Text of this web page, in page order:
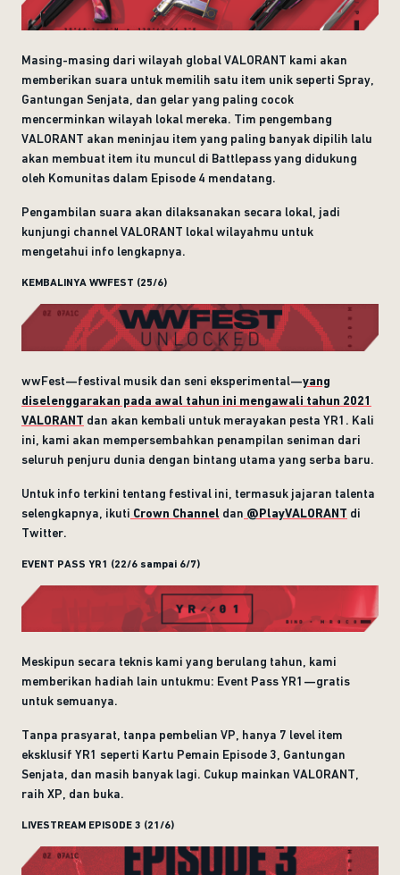
Masing-masing dari wilayah global VALORANT kami akan
memberikan suara untuk memilih satu item unik seperti Spray,
Gantungan Senjata, dan gelar yang paling cocok
mencerminkan wilayah lokal mereka. Tim pengembang
VALORANT akan meninjau item yang paling banyak dipilih lalu
akan membuat item itu muncul di Battlepass yang didukung
oleh Komunitas dalam Episode 4 mendatang.
Pengambilan suara akan dilaksanakan secara lokal, jadi
kunjungi channel VALORANT lokal wilayahmu untuk
mengetahui info lengkapnya.
KEMBALINYA WWFEST (25/6)
wwFest—festival musik dan seni eksperimental—yang
diselenggarakan pada awal tahun ini mengawali tahun 2021
VALORANT dan akan kembali untuk merayakan pesta YR1. Kali
ini, kami akan mempersembahkan penampilan seniman dari
seluruh penjuru dunia dengan bintang utama yang serba baru.
Untuk info terkini tentang festival ini, termasuk jajaran talenta
selengkapnya, ikuti Crown Channel dan @PlayVALORANT di
Twitter.
EVENT PASS YR1 (22/6 sampai 6/7)
Meskipun secara teknis kami yang berulang tahun, kami
memberikan hadiah lain untukmu: Event Pass YR1—gratis
untuk semuanya.
Tanpa prasyarat, tanpa pembelian VP, hanya 7 level item
eksklusif YR1 seperti Kartu Pemain Episode 3, Gantungan
Senjata, dan masih banyak lagi. Cukup mainkan VALORANT,
raih XP, dan buka.
LIVESTREAM EPISODE 3 (21/6)